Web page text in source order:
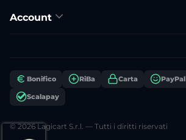
Account
Bonifico RiBa Carta PayPal
Scalapay
© 2026 Lagicart S.r.l. — Tutti i diritti riservati